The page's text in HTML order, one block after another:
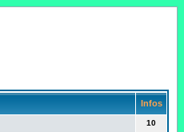
Infos
10